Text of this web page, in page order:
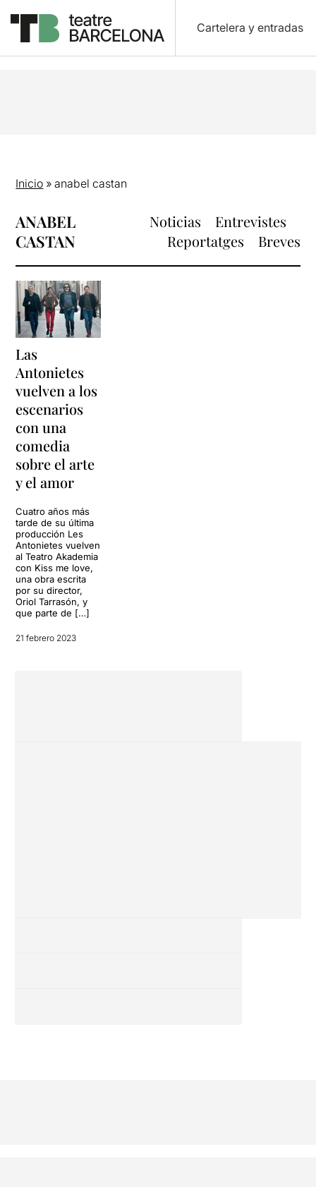
Cartelera y entradas
Inicio »anabel castan
ANABEL
CASTAN
Noticias
Entrevistes
Reportatges
Breves
Las
Antonietes
vuelven a los
escenarios
con una
comedia
sobre el arte
y el amor
Cuatro años más
tarde de su última
producción Les
Antonietes vuelven
al Teatro Akademia
con Kiss me love,
una obra escrita
por su director,
Oriol Tarrasón, y
que parte de […]
21 febrero 2023